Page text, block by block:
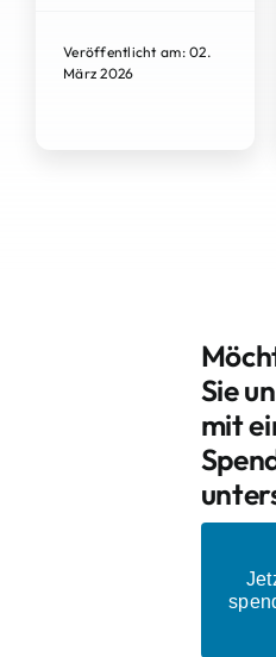
Veröffentlicht am: 02.
März 2026
Sie
mit